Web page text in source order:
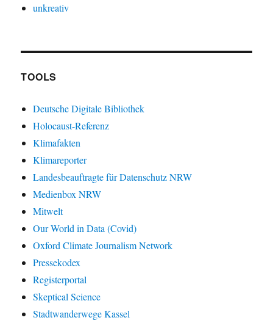
unkreativ
TOOLS
Deutsche Digitale Bibliothek
Holocaust-Referenz
Klimafakten
Klimareporter
Landesbeauftragte für Datenschutz NRW
Medienbox NRW
Mitwelt
Our World in Data (Covid)
Oxford Climate Journalism Network
Pressekodex
Registerportal
Skeptical Science
Stadtwanderwege Kassel